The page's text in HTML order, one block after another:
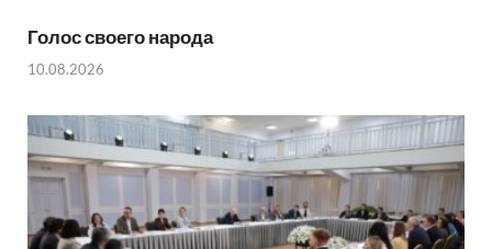
Голос своего народа
10.08.2026